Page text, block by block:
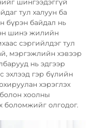
шингээдэггүй
тул халуун ба
бүрэн байдал нь
шинэ жилийн
сэргийлдэг тул
мэргэжлийн хэвээр
нь эдгээр
эхлээд гэр бүлийн
хэрэглэх
хоолны
боломжийг олгодог.